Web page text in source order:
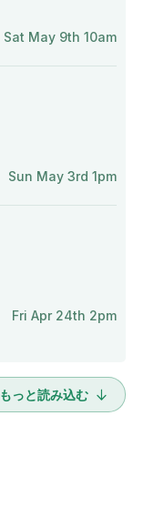
Sat May 9th 10am
Sun May 3rd 1pm
Fri Apr 24th 2pm
もっと読み込む